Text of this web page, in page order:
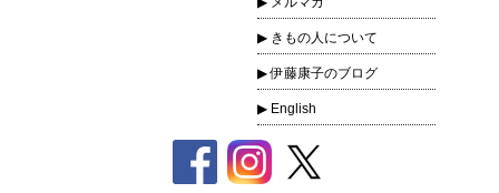
きもの人について
伊藤康子のブログ
English